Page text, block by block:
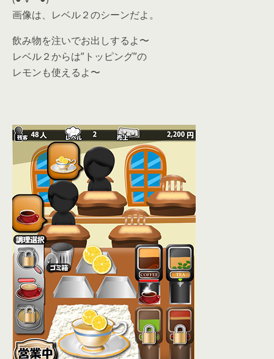
画像は、レベル２のシーンだよ。
飲み物を注いでお出しするよ〜
レベル２からは”トッピング”の
レモンも使えるよ〜